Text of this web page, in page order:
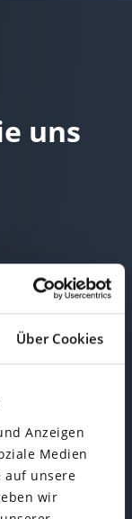
Über Cookies
Anzeigen
Medien
auf unsere
wir
uns